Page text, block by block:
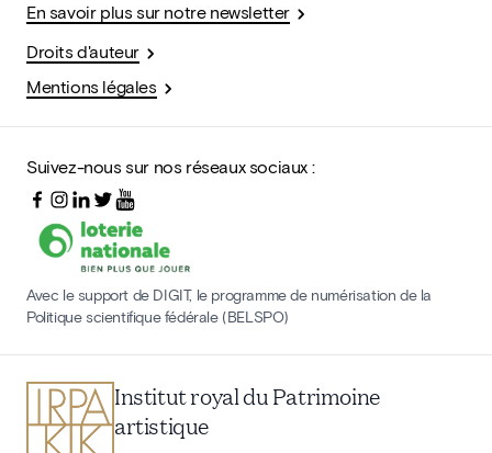
En savoir plus sur notre newsletter
Droits d'auteur
Mentions légales
Suivez-nous sur nos réseaux sociaux :
Avec le support de DIGIT, le programme de numérisation de la
Politique scientifique fédérale (BELSPO)
Institut royal du Patrimoine
artistique